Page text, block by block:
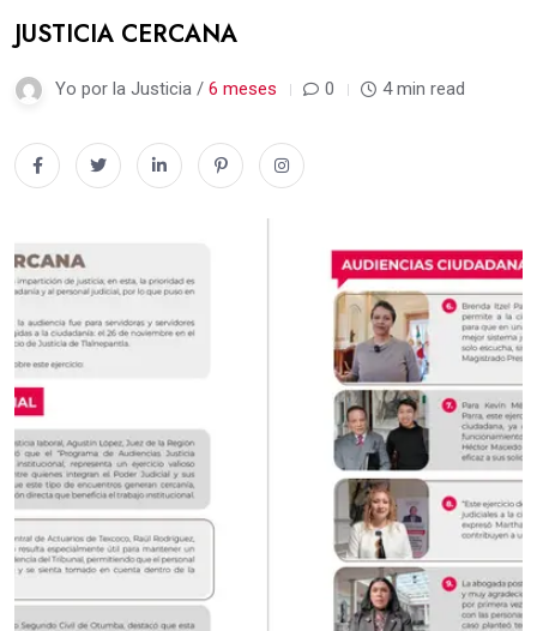
JUSTICIA CERCANA
Yo por la Justicia / 6 meses 0 4 min read